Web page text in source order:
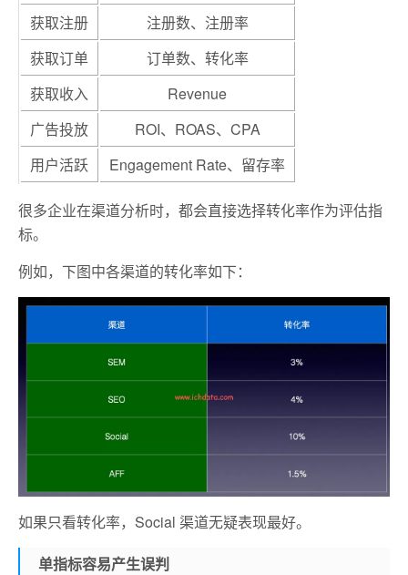
获取注册
注册数、注册率
获取订单
订单数、转化率
获取收入
Revenue
广告投放
ROI、ROAS、CPA
用户活跃
Engagement Rate、留存率
很多企业在渠道分析时，都会直接选择转化率作为评估指
标。
例如，下图中各渠道的转化率如下：
如果只看转化率，Social 渠道无疑表现最好。
单指标容易产生误判